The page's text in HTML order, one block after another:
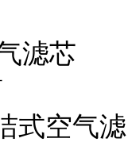
滤芯
式空气滤